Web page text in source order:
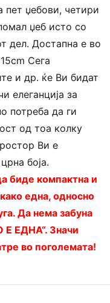
пет џебови, четири
џеб исто со
дел. Достапна е во
Сега
и др. ќе Ви бидат
елеганција за
потреба да ги
од тоа колку
Ви е
боја.
биде компактна и
една, односно
Да нема забуна
Е ЕДНА“. Значи
во поголемата!